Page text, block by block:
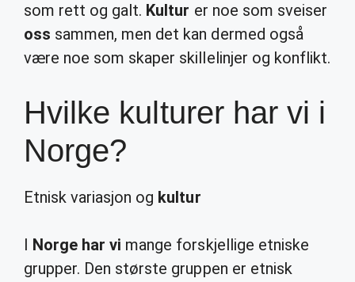
som rett og galt. Kultur er noe som sveiser
oss sammen, men det kan dermed også
være noe som skaper skillelinjer og konflikt.
Hvilke kulturer har vi i
Norge?
Etnisk variasjon og kultur
I Norge har vi mange forskjellige etniske
grupper. Den største gruppen er etnisk